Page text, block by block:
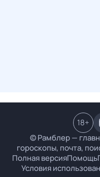
© Рамблер —
гороскопы, почта,
Полная версияПомощь
Условия
18+